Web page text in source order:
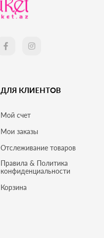
ДЛЯ КЛИЕНТОВ
Мой счет
Мои заказы
Отслеживание товаров
Правила & Политика
конфиденциальности
Корзина